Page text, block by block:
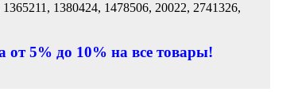
1380424, 1478506, 20022, 2741326,
от 5% до 10% на все товары!